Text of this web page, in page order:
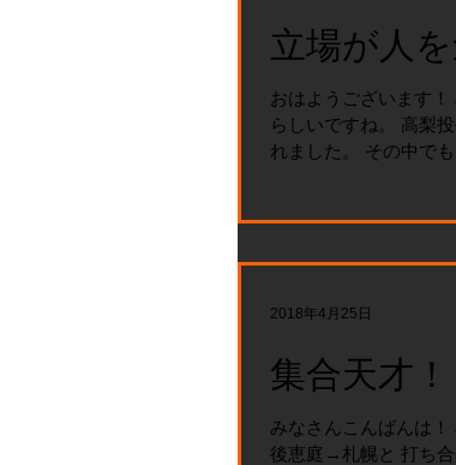
立場が人
おはようございます
らしいですね。 高梨
れました。 その中で
集合天才！
みなさんこんばんは！
後恵庭→札幌と 打ち
2018年4月25日